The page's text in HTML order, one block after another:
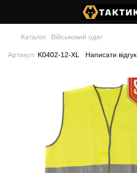
Каталог Військовий одяг
Артикул: K0402-12-XL Написати відгук